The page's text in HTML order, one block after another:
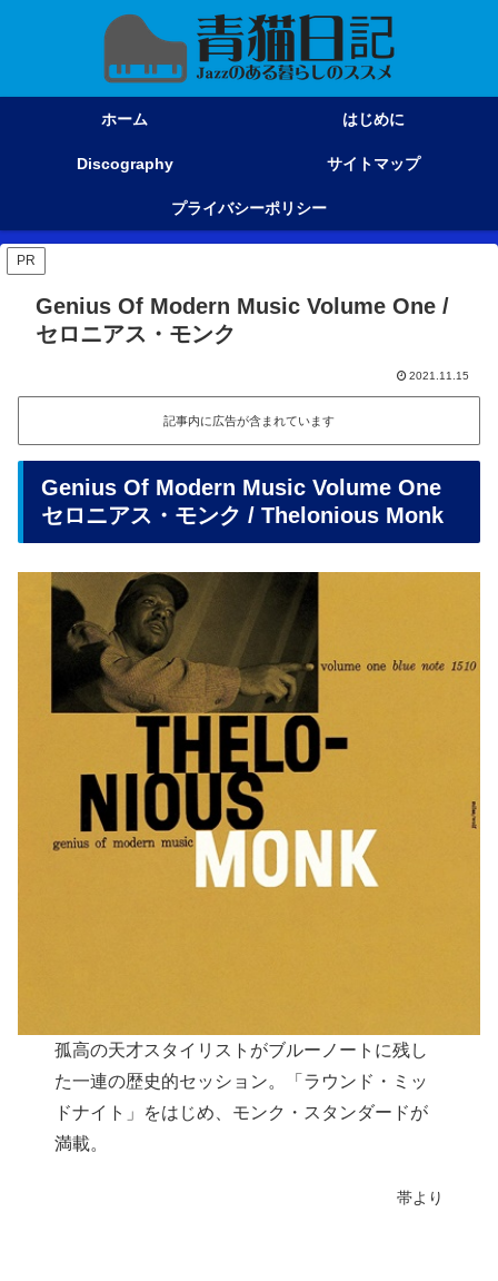
ホーム はじめに
Discography サイトマップ
プライバシーポリシー
PR
Genius Of Modern Music Volume One /
セロニアス・モンク
2021.11.15
記事内に広告が含まれています
Genius Of Modern Music Volume One
セロニアス・モンク / Thelonious Monk
孤高の天才スタイリストがブルーノートに残し
た一連の歴史的セッション。「ラウンド・ミッ
ドナイト」をはじめ、モンク・スタンダードが
満載。
帯より